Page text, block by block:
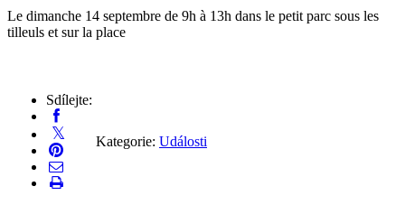
Le dimanche 14 septembre de 9h à 13h dans le petit parc sous les
tilleuls et sur la place
Sdílejte:
Kategorie: Události